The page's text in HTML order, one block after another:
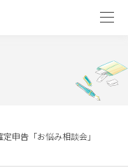
申告「お悩み相談会」